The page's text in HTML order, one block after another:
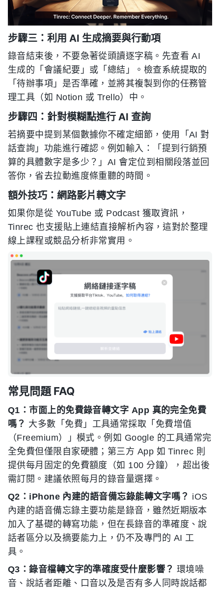
步驟三：利用 AI 生成摘要與行動項
錄音結束後，不要急著從頭讀逐字稿。先查看 AI
生成的「會議紀要」或「總結」。檢查系統提取的
「待辦事項」是否準確，並將其複製到你的任務管
理工具（如 Notion 或 Trello）中。
步驟四：針對模糊點進行 AI 查詢
若摘要中提到某個數據你不確定細節，使用「AI 對
話查詢」功能進行確認。例如輸入：「提到行銷預
算的具體數字是多少？」AI 會定位到相關段落並回
答你，省去拉動進度條重聽的時間。
額外技巧：網路影片轉文字
如果你是從 YouTube 或 Podcast 獲取資訊，
Tinrec 也支援貼上連結直接解析內容，這對於整理
線上課程或競品分析非常實用。
常見問題 FAQ
Q1：市面上的免費錄音轉文字 App 真的完全免費
嗎？ 大多數「免費」工具通常採取「免費增值
（Freemium）」模式。例如 Google 的工具通常完
全免費但僅限自家硬體；第三方 App 如 Tinrec 則
提供每月固定的免費額度（如 100 分鐘），超出後
需訂閱。建議依照每月的錄音量選擇。
Q2：iPhone 內建的語音備忘錄能轉文字嗎？ iOS
內建的語音備忘錄主要功能是錄音，雖然近期版本
加入了基礎的轉寫功能，但在長錄音的準確度、說
話者區分以及摘要能力上，仍不及專門的 AI 工
具。
Q3：錄音檔轉文字的準確度受什麼影響？ 環境噪
音、說話者距離、口音以及是否有多人同時說話都